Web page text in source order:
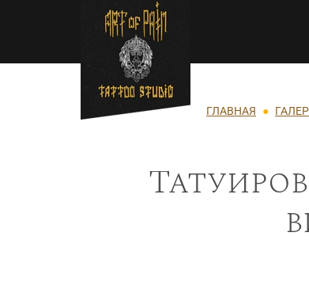
Перейти к основному содержанию
Строка ГЛАВНАЯ